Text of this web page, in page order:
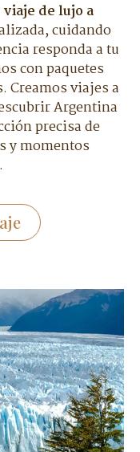
viaje de lujo a
cuidando
responda a tu
con paquetes
Creamos viajes a
Argentina
precisa de
y momentos